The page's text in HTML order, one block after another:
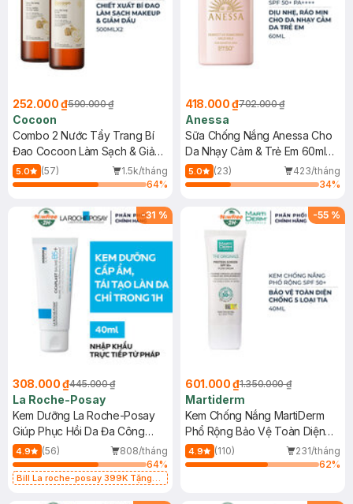
252.000 ₫590.000 ₫
Cocoon
Combo 2 Nước Tẩy Trang Bí
Đao Cocoon Làm Sạch & Giảm
Dầu 500ml
5.0 (57)
1.5k/tháng
64%
418.000 ₫702.000 ₫
Anessa
Sữa Chống Nắng Anessa Cho
Da Nhạy Cảm & Trẻ Em 60ml
(Mới)
5.0 (23)
423/tháng
34%
-31 %
308.000 ₫445.000 ₫
La Roche-Posay
Kem Dưỡng La Roche-Posay
Giúp Phục Hồi Da Đa Công
Dụng 40ml
4.9 (56)
808/tháng
64%
Bill La roche-posay 399K Tặng
-55 %
601.000 ₫1.350.000 ₫
Martiderm
Kem Chống Nắng MartiDerm
Phổ Rộng Bảo Vệ Toàn Diện
40ml
4.9 (110)
231/tháng
62%